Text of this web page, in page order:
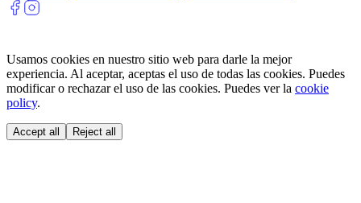
Usamos cookies en nuestro sitio web para darle la mejor
experiencia. Al aceptar, aceptas el uso de todas las cookies. Puedes
modificar o rechazar el uso de las cookies. Puedes ver la cookie
policy.
Accept all Reject all